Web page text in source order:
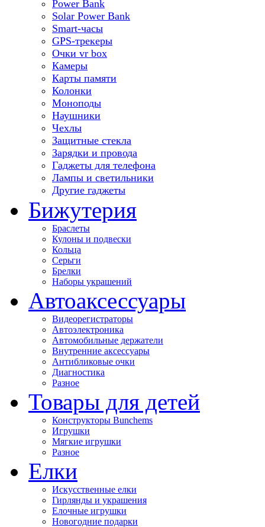
Power Bank
Solar Power Bank
Smart-часы
GPS-трекеры
Очки vr box
Камеры
Карты памяти
Колонки
Моноподы
Наушники
Чехлы
Защитные стекла
Зарядки и провода
Гаджеты для телефона
Лампы и светильники
Другие гаджеты
Бижутерия
Браслеты
Кулоны и подвески
Кольца
Серьги
Брелки
Наборы украшений
Автоаксессуары
Видеорегистраторы
Автоэлектроника
Автомобильные держатели
Внутренние аксессуары
Антибликовые очки
Диагностика
Разное
Товары для детей
Конструкторы Bunchems
Игрушки
Мягкие игрушки
Разное
Елки
Искусственные елки
Гирлянды и украшения
Елочные игрушки
Новогодние подарки